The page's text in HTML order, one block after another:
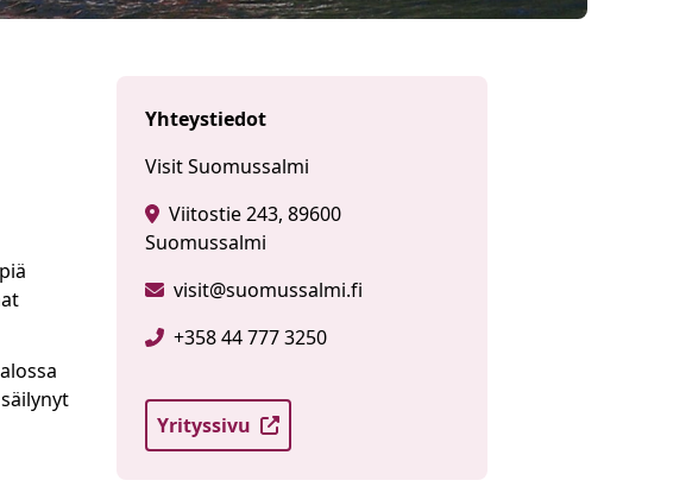
Yhteystiedot
Visit Suomussalmi
Viitostie 243, 89600
Suomussalmi
visit@suomussalmi.fi
+358 44 777 3250
Yrityssivu